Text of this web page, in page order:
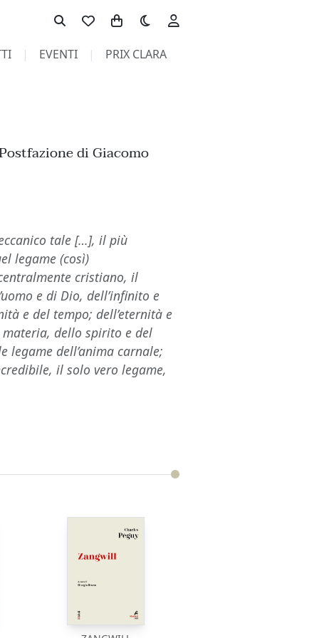
Toggle theme
EVENTI PRIX CLARA
di Giacomo
tale […], il più
legame (così)
cristiano, il
e di Dio, dell’infinito e
e del tempo; dell’eternità e
dello spirito e del
legame dell’anima carnale;
il solo vero legame,